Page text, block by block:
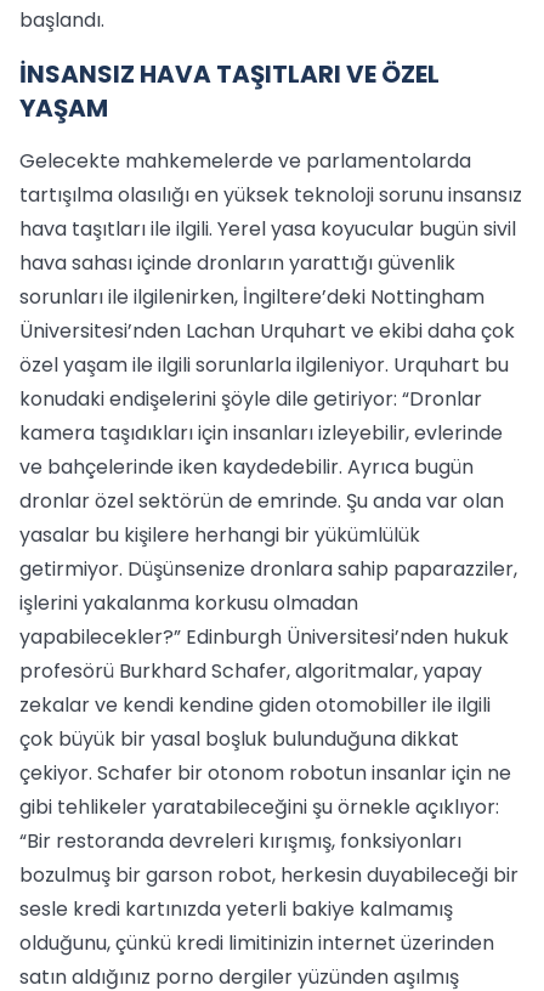
başlandı.
İNSANSIZ HAVA TAŞITLARI VE ÖZEL
YAŞAM
Gelecekte mahkemelerde ve parlamentolarda
tartışılma olasılığı en yüksek teknoloji sorunu insansız
hava taşıtları ile ilgili. Yerel yasa koyucular bugün sivil
hava sahası içinde dronların yarattığı güvenlik
sorunları ile ilgilenirken, İngiltere’deki Nottingham
Üniversitesi’nden Lachan Urquhart ve ekibi daha çok
özel yaşam ile ilgili sorunlarla ilgileniyor. Urquhart bu
konudaki endişelerini şöyle dile getiriyor: “Dronlar
kamera taşıdıkları için insanları izleyebilir, evlerinde
ve bahçelerinde iken kaydedebilir. Ayrıca bugün
dronlar özel sektörün de emrinde. Şu anda var olan
yasalar bu kişilere herhangi bir yükümlülük
getirmiyor. Düşünsenize dronlara sahip paparazziler,
işlerini yakalanma korkusu olmadan
yapabilecekler?” Edinburgh Üniversitesi’nden hukuk
profesörü Burkhard Schafer, algoritmalar, yapay
zekalar ve kendi kendine giden otomobiller ile ilgili
çok büyük bir yasal boşluk bulunduğuna dikkat
çekiyor. Schafer bir otonom robotun insanlar için ne
gibi tehlikeler yaratabileceğini şu örnekle açıklıyor:
“Bir restoranda devreleri kırışmış, fonksiyonları
bozulmuş bir garson robot, herkesin duyabileceği bir
sesle kredi kartınızda yeterli bakiye kalmamış
olduğunu, çünkü kredi limitinizin internet üzerinden
satın aldığınız porno dergiler yüzünden aşılmış